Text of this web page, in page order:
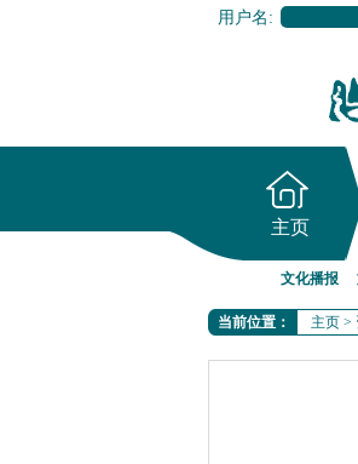
用户名:
主页
文化播报
当前位置： 主页 >